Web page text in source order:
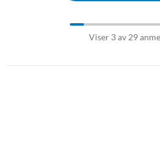
Unngå abonnementer og lagre
HomeBase S380(65736).
Viser 3 av 29